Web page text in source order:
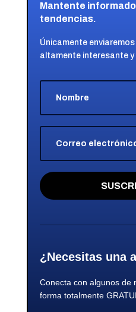
Mantente
tendencias.
Únicamente
altamente interesante y
¿Necesitas una
Conecta con algunos de
forma totalmente